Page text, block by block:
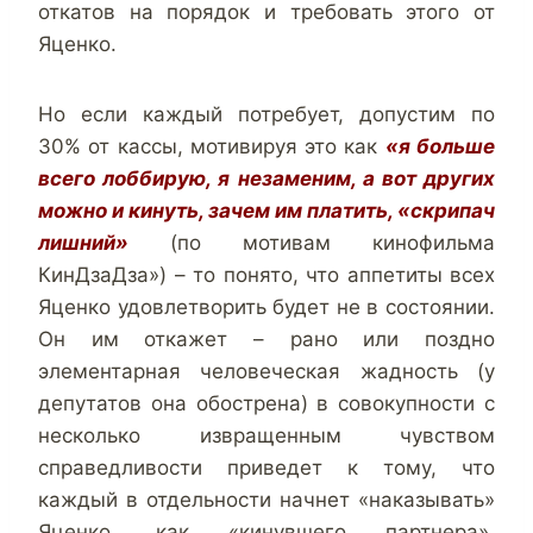
откатов на порядок и требовать этого от
Яценко.
Но если каждый потребует, допустим по
30% от кассы, мотивируя это как «я больше
всего лоббирую, я незаменим, а вот других
можно и кинуть, зачем им платить, «скрипач
лишний» (по мотивам кинофильма
КинДзаДза») – то понято, что аппетиты всех
Яценко удовлетворить будет не в состоянии.
Он им откажет – рано или поздно
элементарная человеческая жадность (у
депутатов она обострена) в совокупности с
несколько извращенным чувством
справедливости приведет к тому, что
каждый в отдельности начнет «наказывать»